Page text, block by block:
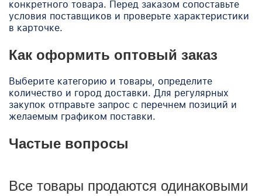
конкретного товара. Перед заказом сопоставьте
условия поставщиков и проверьте характеристики
в карточке.
Как оформить оптовый заказ
Выберите категорию и товары, определите
количество и город доставки. Для регулярных
закупок отправьте запрос с перечнем позиций и
желаемым графиком поставки.
Частые вопросы
Все товары продаются одинаковыми